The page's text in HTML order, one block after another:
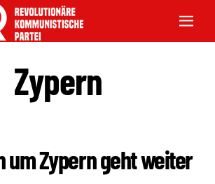
Zypern
um Zypern geht weiter